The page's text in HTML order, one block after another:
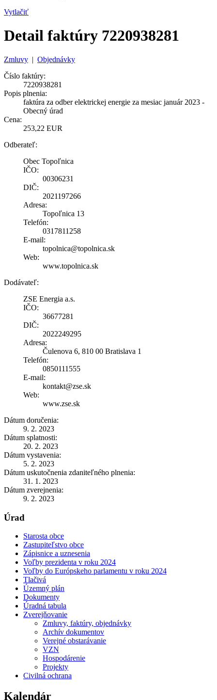
Vytlačiť
Detail faktúry 7220938281
Zmluvy | Objednávky
Číslo faktúry:
7220938281
Popis plnenia:
faktúra za odber elektrickej energie za mesiac január 2023 -
Obecný úrad
Cena:
253,22 EUR
Odberateľ:
Obec Topoľnica
IČO:
00306231
DIČ:
2021197266
Adresa:
Topoľnica 13
Telefón:
0317811258
E-mail:
topolnica@topolnica.sk
Web:
www.topolnica.sk
Dodávateľ:
ZSE Energia a.s.
IČO:
36677281
DIČ:
2022249295
Adresa:
Čulenova 6, 810 00 Bratislava 1
Telefón:
0850111555
E-mail:
kontakt@zse.sk
Web:
www.zse.sk
Dátum doručenia:
9. 2. 2023
Dátum splatnosti:
20. 2. 2023
Dátum vystavenia:
5. 2. 2023
Dátum uskutočnenia zdaniteľného plnenia:
31. 1. 2023
Dátum zverejnenia:
9. 2. 2023
Úrad
Starosta obce
Zastupiteľstvo obce
Zápisnice a uznesenia
Voľby prezidenta v roku 2024
Voľby do Európskeho parlamentu v roku 2024
Tlačivá
Územný plán
Dokumenty
Úradná tabula
Zverejňovanie
Zmluvy, faktúry, objednávky
Archív dokumentov
Verejné obstarávanie
VZN
Hospodárenie
Projekty
Civilná ochrana
Kalendár